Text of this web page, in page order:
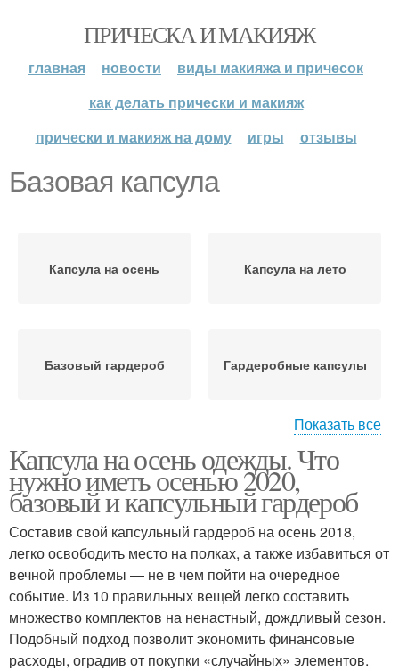
ПРИЧЕСКА И МАКИЯЖ
главная новости
виды макияжа и причесок
как делать прически и макияж
прически и макияж на дому
игры отзывы
Базовая капсула
Капсула на осень Капсула на лето
Базовый гардероб Гардеробные капсулы
Базовые цветы
Показать все
Капсула на осень одежды. Что
нужно иметь осенью 2020,
базовый и капсульный гардероб
Составив свой капсульный гардероб на осень 2018,
легко освободить место на полках, а также избавиться от
вечной проблемы — не в чем пойти на очередное
событие. Из 10 правильных вещей легко составить
множество комплектов на ненастный, дождливый сезон.
Подобный подход позволит экономить финансовые
расходы, оградив от покупки «случайных» элементов.